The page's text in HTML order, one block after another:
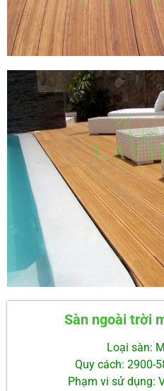
Sàn ngoài trời
Loại sàn:
Quy cách: 2900-
Phạm vi sử dụng: